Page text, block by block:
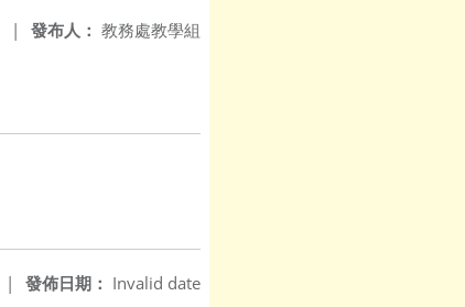
發布人： 教務處教學組
|
發佈日期： Invalid date
|